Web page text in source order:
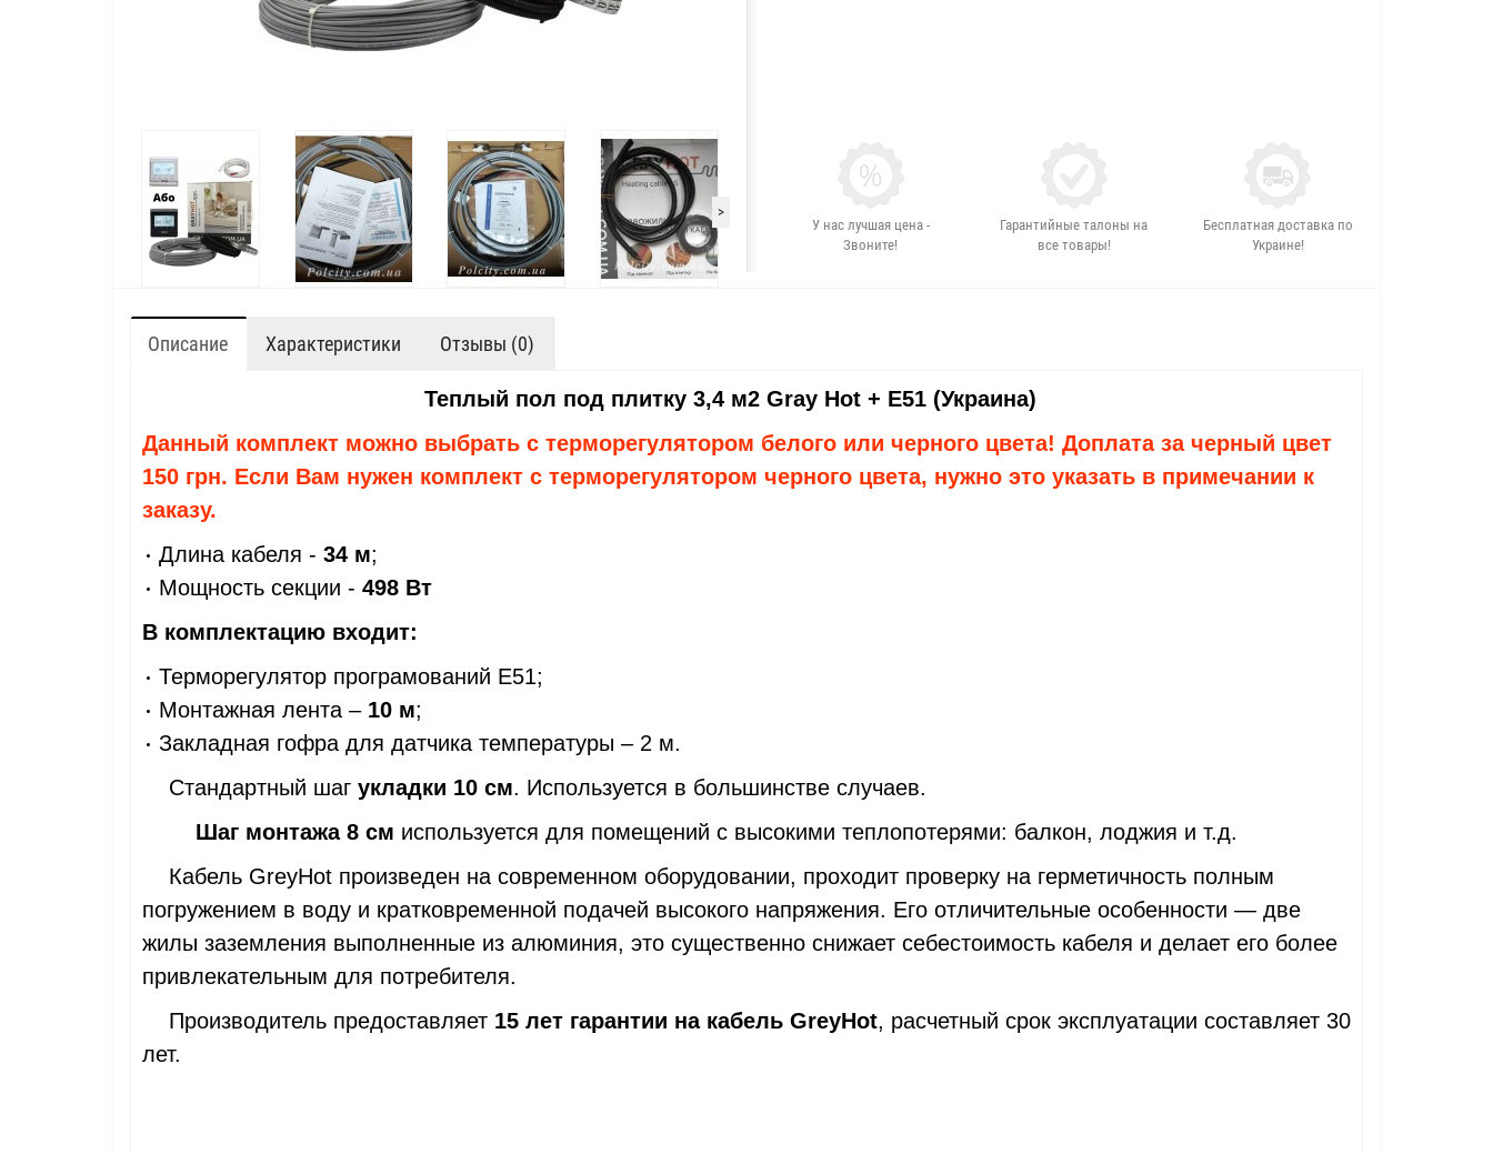
>
У нас лучшая цена -
Звоните!
Гарантийные талоны на
все товары!
Бесплатная доставка по
Украине!
Описание Характеристики Отзывы (0)
Теплый пол под плитку 3,4 м2 Gray Hot+ E51(Украина)
Данный комплект можно выбрать с терморегулятором белого или черного цвета! Доплата за черный цвет
150 грн. Если Вам нужен комплект с терморегулятором черного цвета, нужно это указать в примечании к
заказу.
Длина кабеля - 34 м;
Мощность секции - 498 Вт
В комплектацию входит:
Терморегулятор програмований E51;
Монтажная лента –10 м;
Закладная гофра для датчика температуры – 2 м.
Стандартный шаг укладки 10 см. Используется в большинстве случаев.
Шаг монтажа 8 см используется для помещений с высокими теплопотерями: балкон, лоджия и т.д.
Кабель GreyHot произведен на современном оборудовании, проходит проверку на герметичность полным
погружением в воду и кратковременной подачей высокого напряжения. Его отличительные особенности — две
жилы заземления выполненные из алюминия, это существенно снижает себестоимость кабеля и делает его более
привлекательным для потребителя.
Производитель предоставляет 15 лет гарантии на кабель GreyHot, расчетный срок эксплуатации составляет 30
лет.